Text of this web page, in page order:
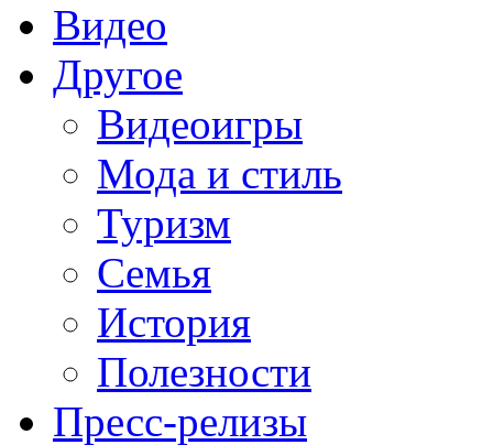
Видео
Другое
Видеоигры
Мода и стиль
Туризм
Семья
История
Полезности
Пресс-релизы